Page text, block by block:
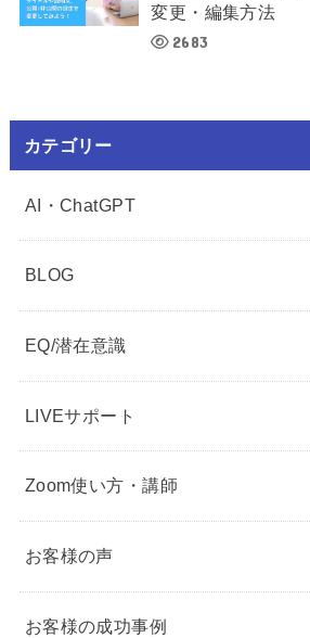
変更・編集方法
2683
カテゴリー
AI・ChatGPT
BLOG
EQ/潜在意識
LIVEサポート
Zoom使い方・講師
お客様の声
お客様の成功事例